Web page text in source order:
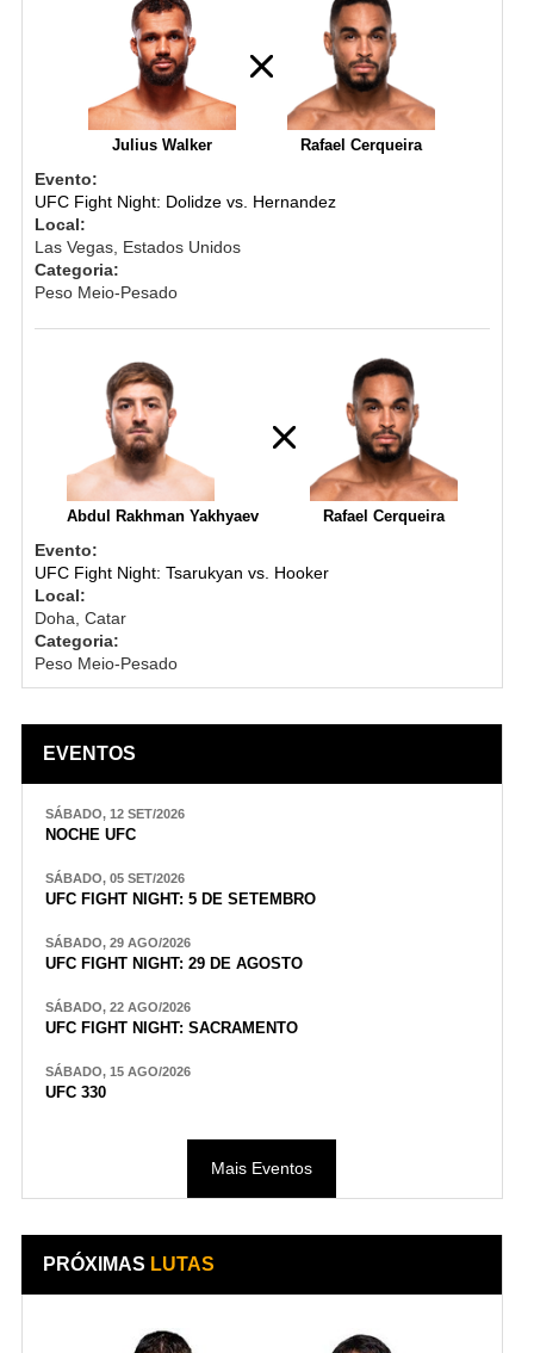
Julius Walker Rafael Cerqueira
Evento:
UFC Fight Night: Dolidze vs. Hernandez
Local:
Las Vegas, Estados Unidos
Categoria:
Peso Meio-Pesado
Abdul Rakhman Yakhyaev Rafael Cerqueira
Evento:
UFC Fight Night: Tsarukyan vs. Hooker
Local:
Doha, Catar
Categoria:
Peso Meio-Pesado
EVENTOS
SÁBADO, 12 SET/2026
NOCHE UFC
SÁBADO, 05 SET/2026
UFC FIGHT NIGHT: 5 DE SETEMBRO
SÁBADO, 29 AGO/2026
UFC FIGHT NIGHT: 29 DE AGOSTO
SÁBADO, 22 AGO/2026
UFC FIGHT NIGHT: SACRAMENTO
SÁBADO, 15 AGO/2026
UFC 330
Mais Eventos
PRÓXIMAS LUTAS